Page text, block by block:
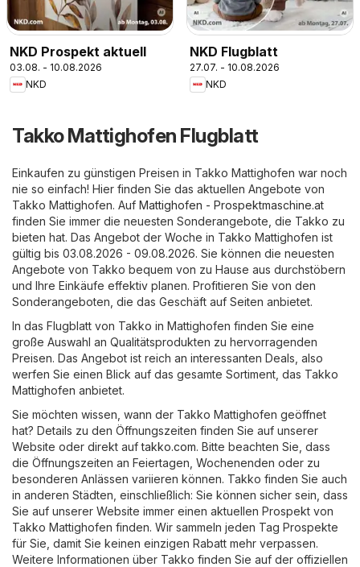
NKD Prospekt aktuell
03.08. - 10.08.2026
NKD
NKD Flugblatt
27.07. - 10.08.2026
NKD
Takko Mattighofen Flugblatt
Einkaufen zu günstigen Preisen in Takko Mattighofen war noch
nie so einfach! Hier finden Sie das aktuellen Angebote von
Takko Mattighofen. Auf Mattighofen - Prospektmaschine.at
finden Sie immer die neuesten Sonderangebote, die Takko zu
bieten hat. Das Angebot der Woche in Takko Mattighofen ist
gültig bis 03.08.2026 - 09.08.2026. Sie können die neuesten
Angebote von Takko bequem von zu Hause aus durchstöbern
und Ihre Einkäufe effektiv planen. Profitieren Sie von den
Sonderangeboten, die das Geschäft auf Seiten anbietet.
In das Flugblatt von Takko in Mattighofen finden Sie eine
große Auswahl an Qualitätsprodukten zu hervorragenden
Preisen. Das Angebot ist reich an interessanten Deals, also
werfen Sie einen Blick auf das gesamte Sortiment, das Takko
Mattighofen anbietet.
Sie möchten wissen, wann der Takko Mattighofen geöffnet
hat? Details zu den Öffnungszeiten finden Sie auf unserer
Website oder direkt auftakko.com. Bitte beachten Sie, dass
die Öffnungszeiten an Feiertagen, Wochenenden oder zu
besonderen Anlässen variieren können. Takko finden Sie auch
in anderen Städten, einschließlich: Sie können sicher sein, dass
Sie auf unserer Website immer einen aktuellen Prospekt von
Takko Mattighofen finden. Wir sammeln jeden Tag Prospekte
für Sie, damit Sie keinen einzigen Rabatt mehr verpassen.
Weitere Informationen über Takko finden Sie auf der offiziellen